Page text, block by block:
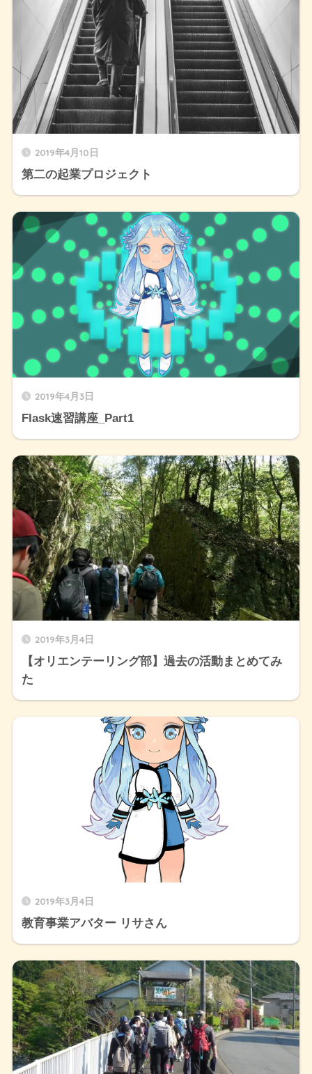
2019年4月10日
第二の起業プロジェクト
2019年4月3日
Flask速習講座_Part1
2019年3月4日
【オリエンテーリング部】過去の活動まとめてみ
た
2019年3月4日
教育事業アバター リサさん